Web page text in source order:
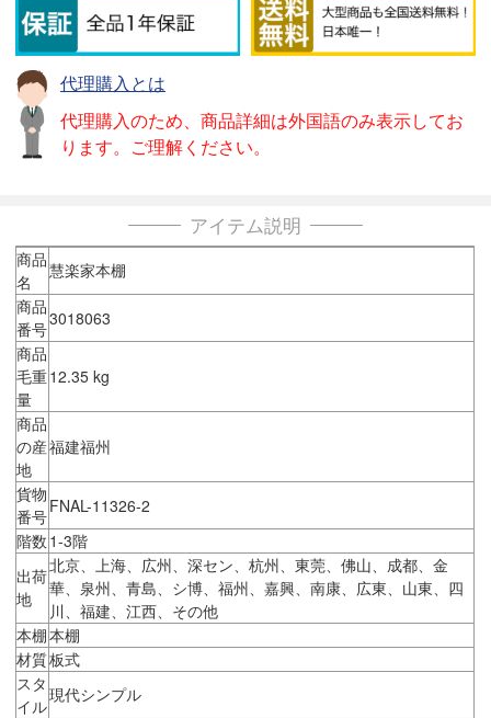
代理購入とは
代理購入のため、商品詳細は外国語のみ表示してお
ります。ご理解ください。
アイテム説明
商品
名
慧楽家本棚
商品
番号3018063
商品
毛重
量
12.35 kg
商品
の産
地
福建福州
貨物
番号FNAL-11326-2
階数 1-3階
出荷
地
北京、上海、広州、深セン、杭州、東莞、佛山、成都、金
華、泉州、青島、シ博、福州、嘉興、南康、広東、山東、四
川、福建、江西、その他
本棚本棚
材質板式
スタ
イル
現代シンプル